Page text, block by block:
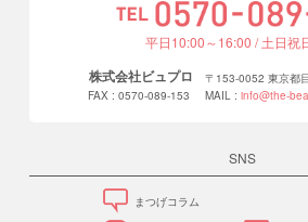
平日10:00～16:00 / 土日祝
株式会社ビュプロ
〒153-0052 東京都
FAX : 0570-089-153
MAIL : info@the-
SNS
まつげコラム